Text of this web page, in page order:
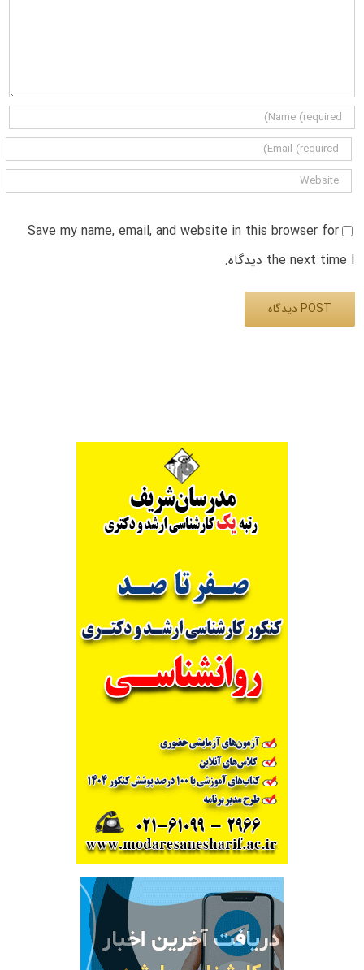
Save my name, email, and website in this browser for
the next time I دیدگاه.